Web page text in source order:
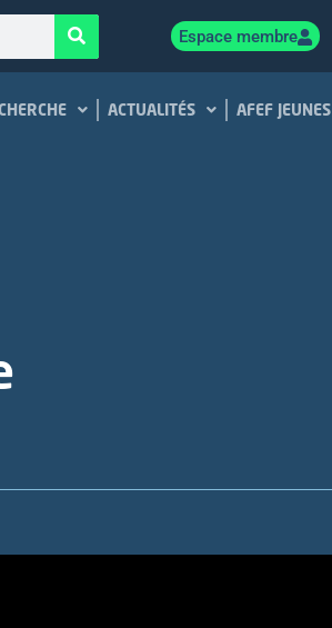
Espace membre
ACTUALITÉS AFEF JEUNES